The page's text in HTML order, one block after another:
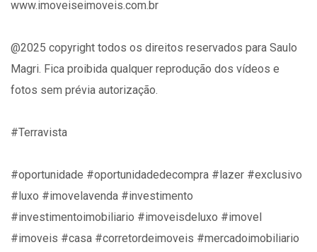
www.imoveiseimoveis.com.br
@2025 copyright todos os direitos reservados para Saulo
Magri. Fica proibida qualquer reprodução dos vídeos e
fotos sem prévia autorização.
#Terravista
#oportunidade #oportunidadedecompra #lazer #exclusivo
#luxo #imovelavenda #investimento
#investimentoimobiliario #imoveisdeluxo #imovel
#imoveis #casa #corretordeimoveis #mercadoimobiliario